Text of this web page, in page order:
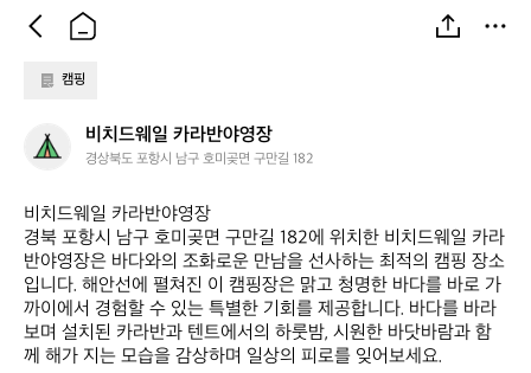
캠핑
치
웨
일
카
라
반
야
영
장
비치드웨일 카라반야영장
경상북도 포항시 남구 호미곶면 구만길 182
비치드웨일 카라반야영장
경북 포항시 남구 호미곶면 구만길 182에 위치한 비치드웨일 카라
반야영장은 바다와의 조화로운 만남을 선사하는 최적의 캠핑 장소
입니다. 해안선에 펼쳐진 이 캠핑장은 맑고 청명한 바다를 바로 가
까이에서 경험할 수 있는 특별한 기회를 제공합니다. 바다를 바라
보며 설치된 카라반과 텐트에서의 하룻밤, 시원한 바닷바람과 함
께 해가 지는 모습을 감상하며 일상의 피로를 잊어보세요.